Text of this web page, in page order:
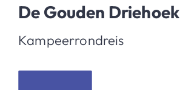
De Gouden Driehoek
Kampeerrondreis